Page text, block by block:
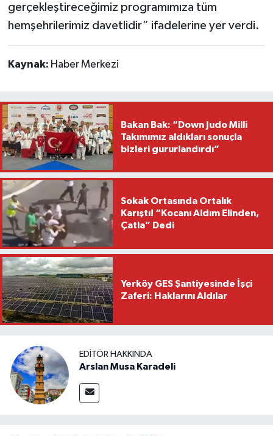
gerçekleştireceğimiz programımıza tüm
hemşehrilerimiz davetlidir” ifadelerine yer verdi.
Kaynak: Haber Merkezi
Bakan Bak: “Down Judo Milli
Takımımız aldıkları sonuçla
bizleri gururlandırdı”
Sokak Ortasında Ortalık
Karıştı! “Kocanı Aldım Elinden,
Çatla” Dedi
Yerköy GES Şantiyesinde İşçi
Zaferi: Haklarını Aldılar
EDITÖR HAKKINDA
Arslan Musa Karadeli